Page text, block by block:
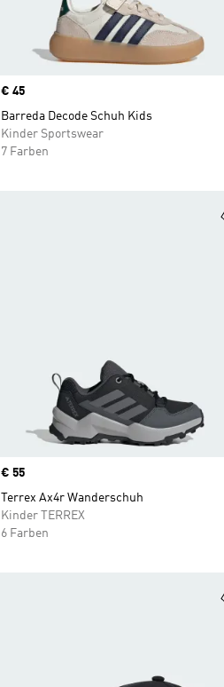
Price
€ 45
Barreda Decode Schuh Kids
Kinder Sportswear
7 Farben
Price
€ 55
Terrex Ax4r Wanderschuh
Kinder TERREX
6 Farben